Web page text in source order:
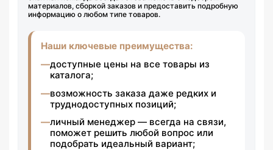
материалов, сборкой заказов и предоставить подробную
информацию о любом типе товаров.
Наши ключевые преимущества:
доступные цены на все товары из
каталога;
возможность заказа даже редких и
труднодоступных позиций;
личный менеджер — всегда на связи,
поможет решить любой вопрос или
подобрать идеальный вариант;